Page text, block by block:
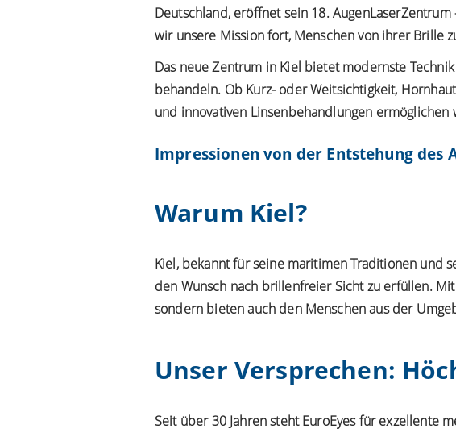
Deutschland, eröffnet sein 18.
wir unsere Mission fort, Menschen von ihrer Brille
Das neue Zentrum in Kiel bietet modernste
behandeln. Ob Kurz- oder Weitsichtigkeit,
und innovativen Linsenbehandlungen
Impressionen von der Entstehung des
Warum Kiel?
Kiel, bekannt für seine maritimen Traditionen und
den Wunsch nach brillenfreier Sicht zu erfüllen.
sondern bieten auch den Menschen aus der
Unser Versprechen:
Seit über 30 Jahren steht EuroEyes für exzellente